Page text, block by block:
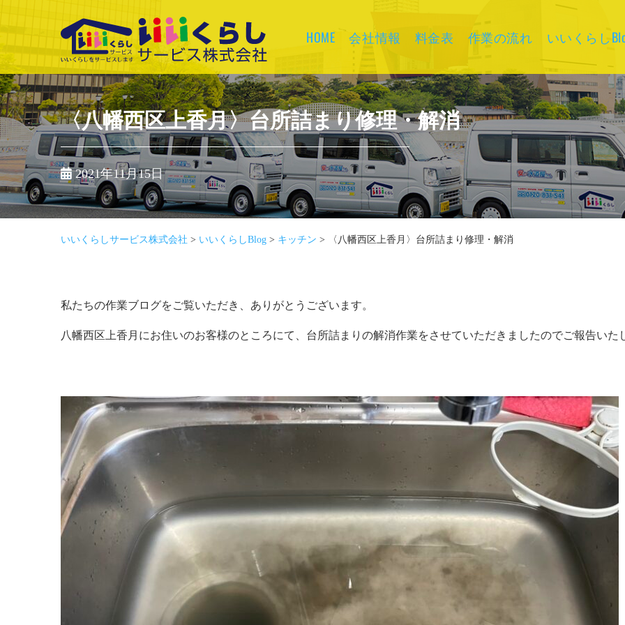
いいくらしサービ
ス株式会社
HOME 会社情報 料金表 作業の流れ いいくらし
〈八幡西区上香月〉台所詰まり修理・解消
2021年11月15日
いいくらしサービス株式会社 > いいくらしBlog > キッチン > 〈八幡西区上香月〉台所詰まり修理・解消
私たちの作業ブログをご覧いただき、ありがとうございます。
八幡西区上香月にお住いのお客様のところにて、台所詰まりの解消作業をさせていただきましたのでご報告いた